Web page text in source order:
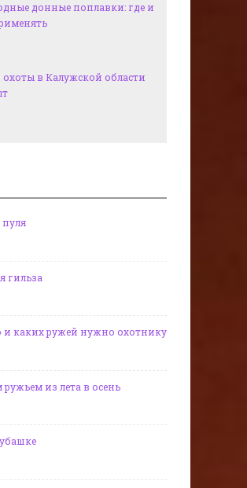
донные поплавки: где и
охоты в Калужской области
пуля
гильза
и каких ружей нужно охотнику
из лета в осень